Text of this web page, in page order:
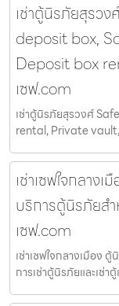
เช่าตู้นิรภัยสุรว
deposit box,
Deposit box
เซฟ.com
เช่าตู้นิรภัยสุรวงศ์
rental, Private
เช่าเซฟใจกลางเ
บริการตู้นิรภัยสำ
เซฟ.com
เช่าเซฟใจกลางเมือง
การเช่าตู้นิรภัยและเช่